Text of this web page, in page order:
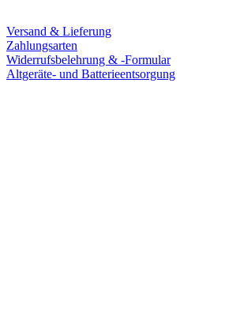
Versand & Lieferung
Zahlungsarten
Widerrufsbelehrung & -Formular
Altgeräte- und Batterieentsorgung